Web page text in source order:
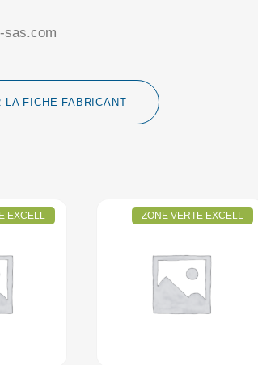
sas.com
LA FICHE FABRICANT
EXCELL ZONE VERTE EXCELL